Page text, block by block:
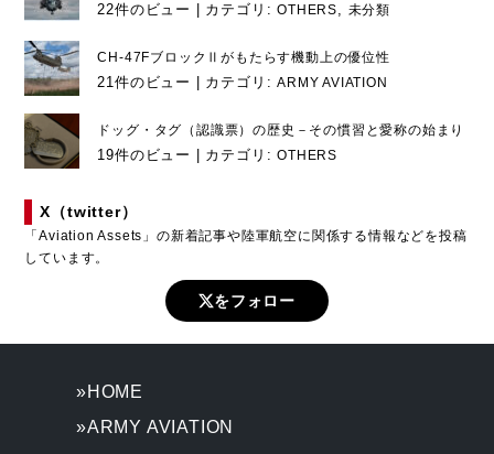
22件のビュー カテゴリ:OTHERS, 未分類
CH-47FブロックⅡがもたらす機動上の優位性
21件のビュー カテゴリ:ARMY AVIATION
ドッグ・タグ（認識票）の歴史－その慣習と愛称の始まり
19件のビュー カテゴリ:OTHERS
X（twitter）
「Aviation Assets」の新着記事や陸軍航空に関係する情報などを投稿
しています。
をフォロー
»HOME
»ARMY AVIATION